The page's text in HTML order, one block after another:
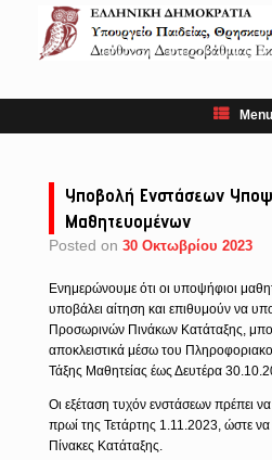
content
Menu
Υποβολή Ενστάσεων
Μαθητευομένων
Posted on 30 Οκτωβρίου 2023
Ενημερώνουμε ότι οι υποψήφιοι
υποβάλει αίτηση και επιθυμούν να
Προσωρινών Πινάκων Κατάταξης,
αποκλειστικά μέσω του
Τάξης Μαθητείας έως Δευτέρα
Οι εξέταση τυχόν ενστάσεων πρέπει
πρωί της Τετάρτης 1.11.2023, ώστε να
Πίνακες Κατάταξης.